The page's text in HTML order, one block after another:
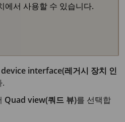
에서 사용할 수 있습니다.
interface(레거시 장치 인
.
Quad view(쿼드 뷰)를 선택합